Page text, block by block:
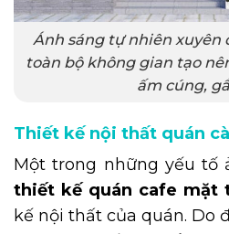
Ánh sáng tự nhiên xuyên
toàn bộ không gian tạo
ấm cúng,
Thiết kế nội thất quán
Một trong những yếu tố
thiết kế quán cafe mặt
kế nội thất của quán. Do